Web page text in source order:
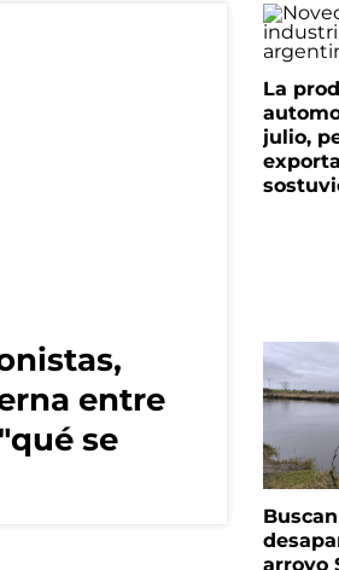
entre
se
La
julio,
arroyo